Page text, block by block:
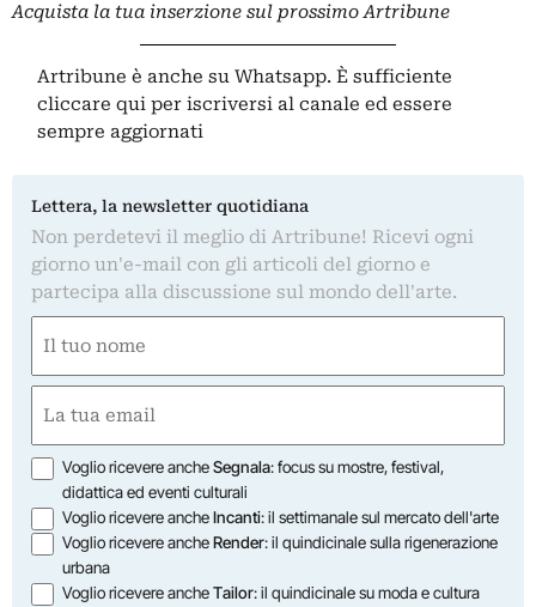
Acquista la tua inserzione sul prossimo Artribune
Artribune è anche su Whatsapp. È sufficiente
cliccare qui per iscriversi al canale ed essere
sempre aggiornati
Lettera, la newsletter quotidiana
Non perdetevi il meglio di Artribune! Ricevi ogni
giorno un'e-mail con gli articoli del giorno e
partecipa alla discussione sul mondo dell'arte.
(Obbligatorio)
Nome
(Obbligatorio)
Opzioni
Voglio ricevere ancheSegnala: focus su mostre, festival,
didattica ed eventi culturali
Voglio ricevere ancheIncanti: il settimanale sul mercato dell'arte
Voglio ricevere ancheRender: il quindicinale sulla rigenerazione
urbana
Voglio ricevere ancheTailor: il quindicinale su moda e cultura